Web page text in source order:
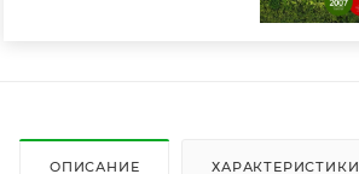
ОПИСАНИЕ ХАРАКТЕРИСТИКИ